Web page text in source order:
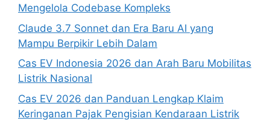
Mengelola Codebase Kompleks
Claude 3.7 Sonnet dan Era Baru AI yang
Mampu Berpikir Lebih Dalam
Cas EV Indonesia 2026 dan Arah Baru Mobilitas
Listrik Nasional
Cas EV 2026 dan Panduan Lengkap Klaim
Keringanan Pajak Pengisian Kendaraan Listrik